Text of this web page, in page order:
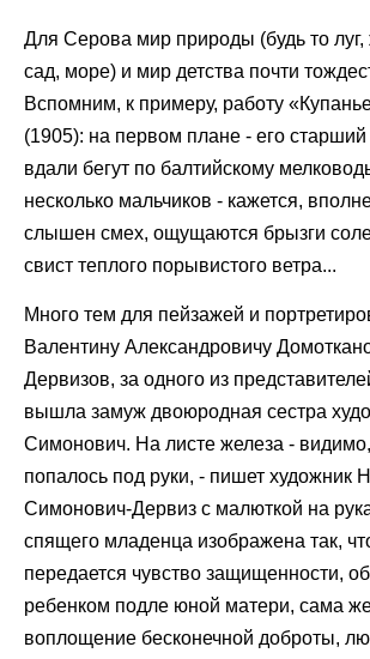
Для Серова мир природы (будь то луг,
сад, море) и мир детства почти
Вспомним, к примеру, работу
(1905): на первом плане - его
вдали бегут по балтийскому
несколько мальчиков - кажется,
слышен смех, ощущаются брызги
свист теплого порывистого ветра...
Много тем для пейзажей и
Валентину Александровичу
Дервизов, за одного из
вышла замуж двоюродная сестра
Симонович. На листе железа -
попалось под руки, - пишет художник
Симонович-Дервиз с малюткой на
спящего младенца изображена так,
передается чувство защищенности,
ребенком подле юной матери, сама
воплощение бесконечной доброты,